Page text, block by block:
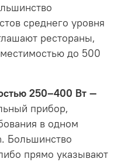
среднего уровня
рестораны,
до 500
250–400 Вт —
прибор,
в одном
Большинство
прямо указывают